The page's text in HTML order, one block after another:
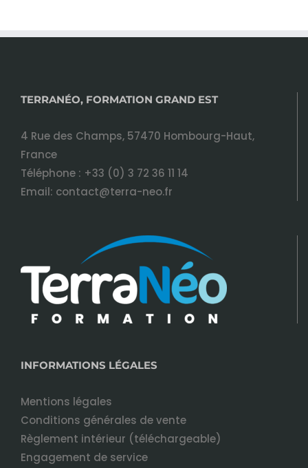
TERRANÉO, FORMATION GRAND EST
4 Rue des Champs, 57470 Hombourg-Haut,
France
Téléphone : +33 (0) 3 72 36 11 14
Email: contact@terra-neo.fr
INFORMATIONS LÉGALES
Mentions légales
Conditions générales de vente
Règlement intérieur (téléchargeable)
Engagement de service